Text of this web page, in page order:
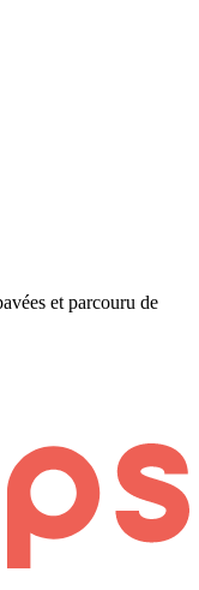
et parcouru de